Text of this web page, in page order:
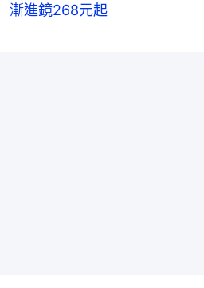
漸進鏡268元起